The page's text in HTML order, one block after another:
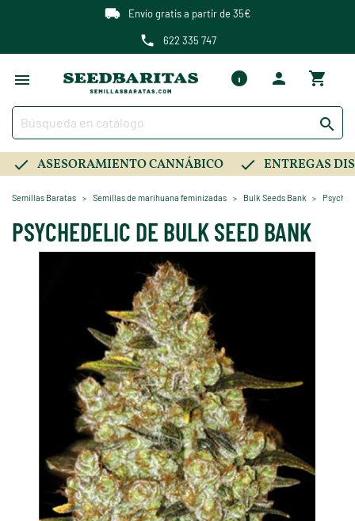
Envío gratis a partir de 35€
622 335 747

ASESORAMIENTO CANNÁBICO ENTREGAS
Semillas Baratas Semillas de marihuana feminizadas Bulk Seeds Bank
PSYCHEDELIC DE BULK SEED BANK